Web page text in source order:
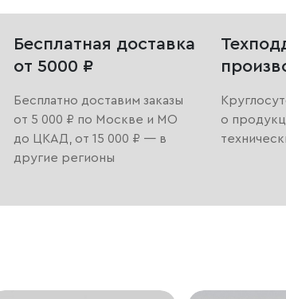
Бесплатная доставка
от 5000 ₽
Бесплатно доставим заказы
от 5 000 ₽ по Москве и МО
до ЦКАД, от 15 000 ₽ — в
другие регионы
о